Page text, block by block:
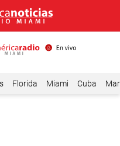
Florida Miami Cuba